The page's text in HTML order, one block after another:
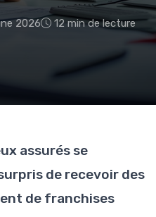
2026 12 min de lecture
assurés se
de recevoir des
de franchises